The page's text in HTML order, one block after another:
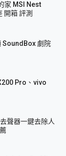
家 MSI Nest
開箱 評測
SoundBox 劇院
Pro、vivo
聲器一鍵去除人